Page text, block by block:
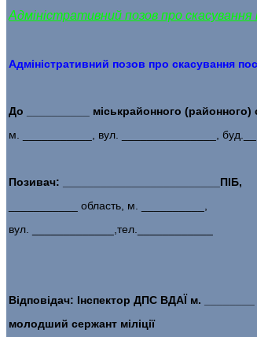
Адміністративний позов про
Адміністративний позов про скасування
До __________ міськрайонного (районного)
м. ___________, вул. _______________, буд.__
Позивач:
_________________________ПІБ,
___________ область, м. __________,
вул. _____________,тел.____________
Відповідач: Інспектор ДПС ВДАЇ м. ________
молодший сержант міліції